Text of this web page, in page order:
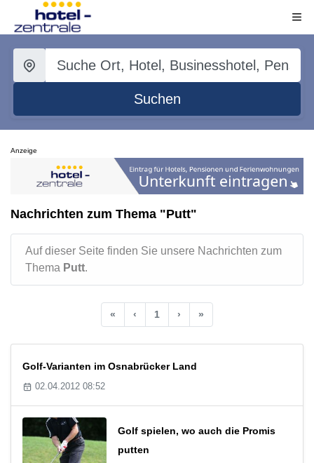
Suchen
Anzeige
Nachrichten zum Thema "Putt"
Auf dieser Seite finden Sie unsere Nachrichten zum
Thema Putt.
« ‹ 1 › »
Golf-Varianten im Osnabrücker Land
02.04.2012 08:52
Golf spielen, wo auch die Promis
putten